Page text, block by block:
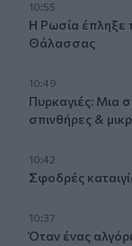
10:55
Η Ρωσία έπληξε
Θάλασσας
10:49
Πυρκαγιές: Μια
σπινθήρες &
10:42
Σφοδρές
10:37
Όταν ένας